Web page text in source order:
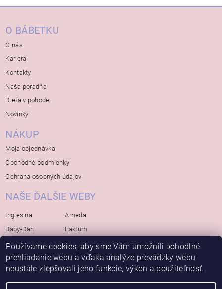
O BÁBETKU
O nás
Kariera
Kontakty
Naša poradňa
Dieťa v pohode
Novinky
NÁKUP
Moja objednávka
Obchodné podmienky
Ochrana osobných údajov
NAŠE ĎALŠIE WEBY
Inglesina
Baby-Dan
Rialto
Bébé-Jou
Avova
Ameda
Faktum
Koelstra
Bambino-Mio
Používame cookies, aby sme Vám umožnili pohodlné
prehliadanie webu a vďaka analýze prevádzky webu
neustále zlepšovali jeho funkcie, výkon a použiteľnosť.